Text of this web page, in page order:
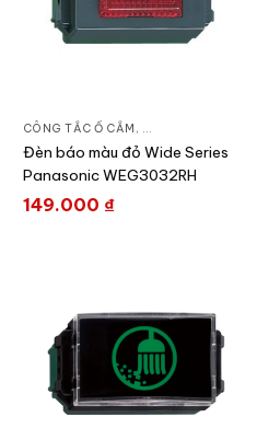
DÒNG WIDE SERIES
CÔNG TẮC Ổ CẮM ,
Đèn báo màu đỏ Wide Series
Panasonic WEG3032RH
149.000 ₫